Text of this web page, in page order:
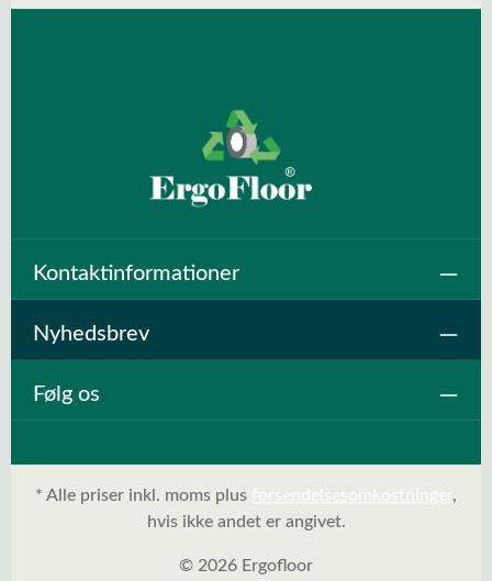
Kontaktinformationer
Nyhedsbrev
Følg os
© 2026 Ergofloor
* Alle priser inkl. moms plus forsendelsesomkostninger,
hvis ikke andet er angivet.